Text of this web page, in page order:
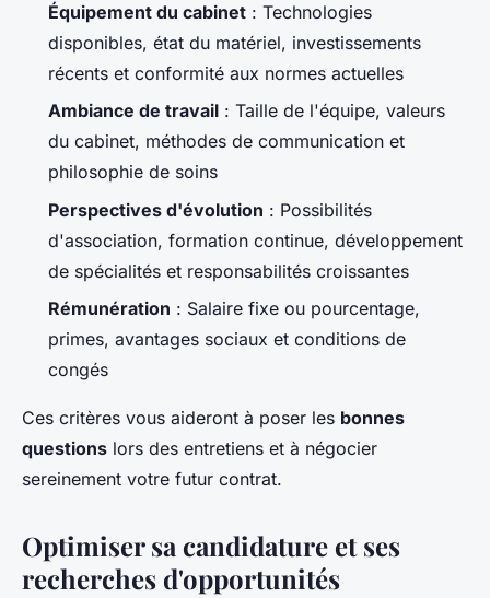
Équipement du cabinet : Technologies
disponibles, état du matériel, investissements
récents et conformité aux normes actuelles
Ambiance de travail : Taille de l'équipe, valeurs
du cabinet, méthodes de communication et
philosophie de soins
Perspectives d'évolution : Possibilités
d'association, formation continue, développement
de spécialités et responsabilités croissantes
Rémunération : Salaire fixe ou pourcentage,
primes, avantages sociaux et conditions de
congés
Ces critères vous aideront à poser les bonnes
questions lors des entretiens et à négocier
sereinement votre futur contrat.
Optimiser sa candidature et ses
recherches d'opportunités